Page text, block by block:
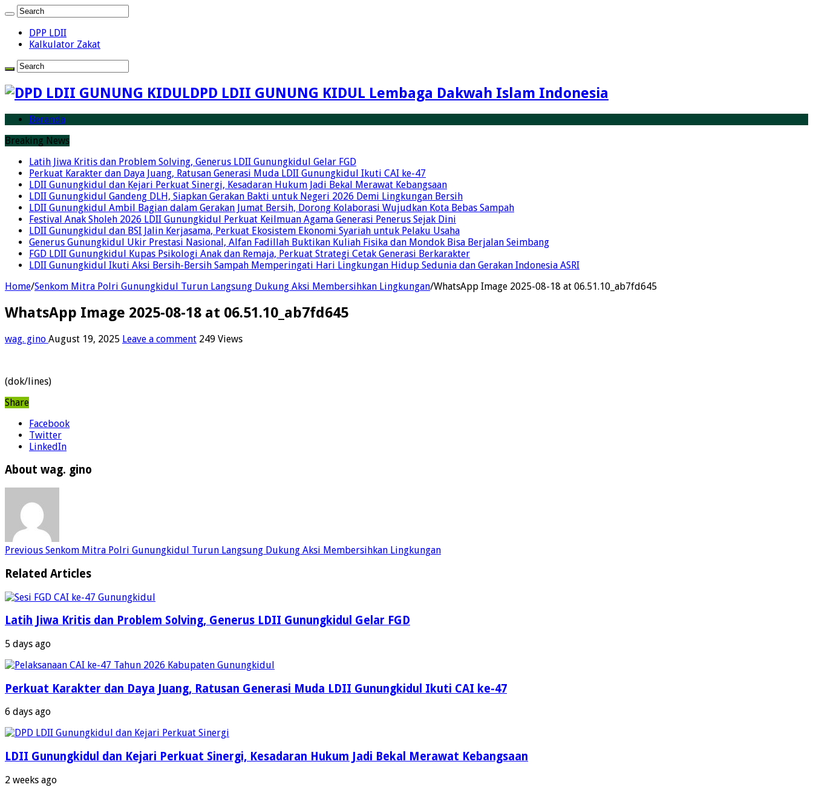
DPP LDII
Kalkulator Zakat
DPD LDII GUNUNG KIDUL Lembaga Dakwah Islam Indonesia
Beranda
Breaking News
Latih Jiwa Kritis dan Problem Solving, Generus LDII Gunungkidul Gelar FGD
Perkuat Karakter dan Daya Juang, Ratusan Generasi Muda LDII Gunungkidul Ikuti CAI ke-47
LDII Gunungkidul dan Kejari Perkuat Sinergi, Kesadaran Hukum Jadi Bekal Merawat Kebangsaan
LDII Gunungkidul Gandeng DLH, Siapkan Gerakan Bakti untuk Negeri 2026 Demi Lingkungan Bersih
LDII Gunungkidul Ambil Bagian dalam Gerakan Jumat Bersih, Dorong Kolaborasi Wujudkan Kota Bebas Sampah
Festival Anak Sholeh 2026 LDII Gunungkidul Perkuat Keilmuan Agama Generasi Penerus Sejak Dini
LDII Gunungkidul dan BSI Jalin Kerjasama, Perkuat Ekosistem Ekonomi Syariah untuk Pelaku Usaha
Generus Gunungkidul Ukir Prestasi Nasional, Alfan Fadillah Buktikan Kuliah Fisika dan Mondok Bisa Berjalan Seimbang
FGD LDII Gunungkidul Kupas Psikologi Anak dan Remaja, Perkuat Strategi Cetak Generasi Berkarakter
LDII Gunungkidul Ikuti Aksi Bersih-Bersih Sampah Memperingati Hari Lingkungan Hidup Sedunia dan Gerakan Indonesia ASRI
Home/Senkom Mitra Polri Gunungkidul Turun Langsung Dukung Aksi Membersihkan Lingkungan/WhatsApp Image 2025-08-18 at 06.51.10_ab7fd645
WhatsApp Image 2025-08-18 at 06.51.10_ab7fd645
wag. gino August 19, 2025 Leave a comment 249 Views
(dok/lines)
Share
Facebook
Twitter
LinkedIn
About wag. gino
Previous Senkom Mitra Polri Gunungkidul Turun Langsung Dukung Aksi Membersihkan Lingkungan
Related Articles
Latih Jiwa Kritis dan Problem Solving, Generus LDII Gunungkidul Gelar FGD
5 days ago
Perkuat Karakter dan Daya Juang, Ratusan Generasi Muda LDII Gunungkidul Ikuti CAI ke-47
6 days ago
LDII Gunungkidul dan Kejari Perkuat Sinergi, Kesadaran Hukum Jadi Bekal Merawat Kebangsaan
2 weeks ago